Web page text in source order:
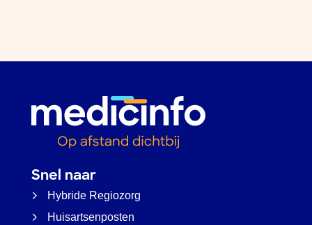
Snel naar
Hybride Regiozorg
Huisartsenposten